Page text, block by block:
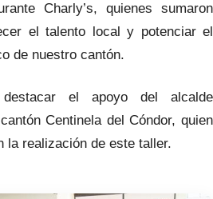
Charly’s, quienes sumaron
el talento local y potenciar el
de nuestro cantón.
destacar el apoyo del alcalde
Centinela del Cóndor, quien
la realización de este taller.